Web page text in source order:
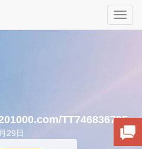
TT746836795
29日